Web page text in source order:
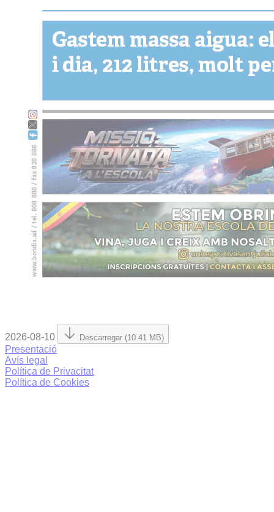
2026-08-10 Descarregar (10.41 MB)
Presentació
Avís legal
Política de Privacitat
Política de Cookies